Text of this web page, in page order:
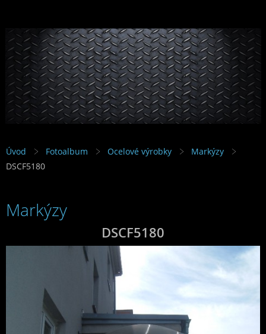
Úvod Fotoalbum Ocelové výrobky
Markýzy
DSCF5180
Markýzy
DSCF5180